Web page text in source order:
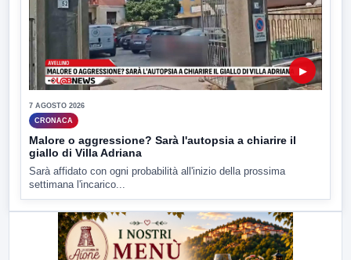
▶
7 AGOSTO 2026
CRONACA
Malore o aggressione? Sarà l'autopsia a chiarire il
giallo di Villa Adriana
Sarà affidato con ogni probabilità all'inizio della prossima
settimana l'incarico...